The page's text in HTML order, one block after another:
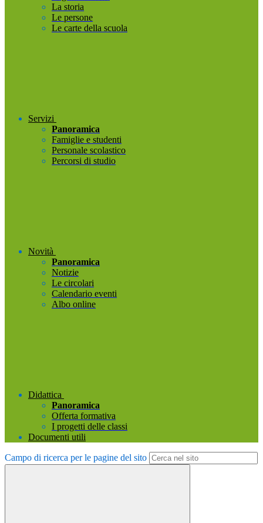
La storia
Le persone
Le carte della scuola
Servizi
Panoramica
Famiglie e studenti
Personale scolastico
Percorsi di studio
Novità
Panoramica
Notizie
Le circolari
Calendario eventi
Albo online
Didattica
Panoramica
Offerta formativa
I progetti delle classi
Documenti utili
Campo di ricerca per le pagine del sito